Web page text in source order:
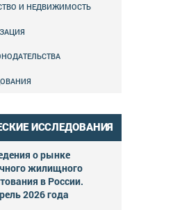
И НЕДВИЖИМОСТЬ
ИССЛЕДОВАНИЯ
о рынке
жилищного
в России.
2026 года